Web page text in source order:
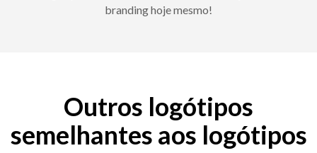
branding hoje mesmo!
Outros logótipos
semelhantes aos logótipos